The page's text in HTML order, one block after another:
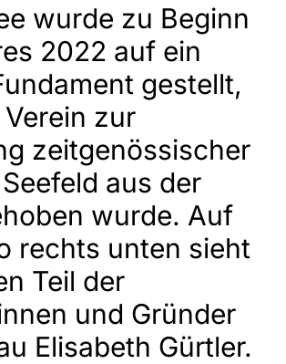
wurde zu Beginn
2022 auf ein
gestellt,
Verein zur
zeitgenössischer
aus der
wurde. Auf
rechts unten sieht
Teil der
und Gründer
Elisabeth Gürtler.